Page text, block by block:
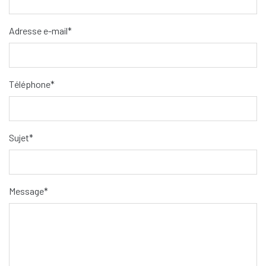
Adresse e-mail*
Téléphone*
Sujet*
Message*